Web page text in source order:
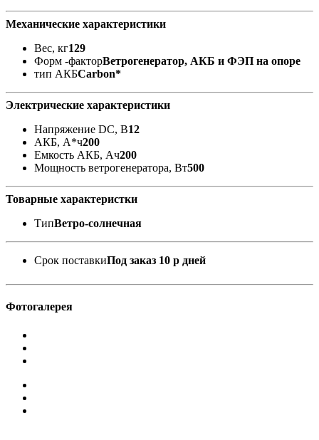
Механические характеристики
Вес, кг129
Форм -факторВетрогенератор, АКБ и ФЭП на опоре
тип АКБCarbon*
Электрические характеристики
Напряжение DC, В12
АКБ, А*ч200
Емкость АКБ, Ач200
Мощность ветрогенератора, Вт500
Товарные характеристки
ТипВетро-солнечная
Срок поставкиПод заказ 10 р дней
Фотогалерея